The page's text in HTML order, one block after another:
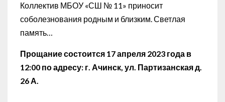
Коллектив МБОУ «СШ № 11» приносит
соболезнования родным и близким. Светлая
память…
Прощание состоится 17 апреля 2023 года в
12:00 по адресу: г. Ачинск, ул. Партизанская д.
26 А.